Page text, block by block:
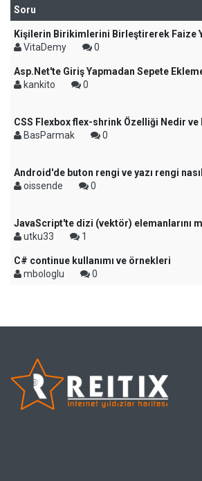
Soru
Kişilerin Birikimlerini Birleştirerek Faize
VitaDemy
0
Asp.Net'te Giriş Yapmadan Sepete
kankito
0
CSS Flexbox flex-shrink Özelliği Nedir ve
BasParmak
0
Android'de buton rengi ve yazı rengi
oissende
0
JavaScript'te dizi (vektör) elemanlarını
utku33
1
C# continue kullanımı ve örnekleri
mbologlu
0